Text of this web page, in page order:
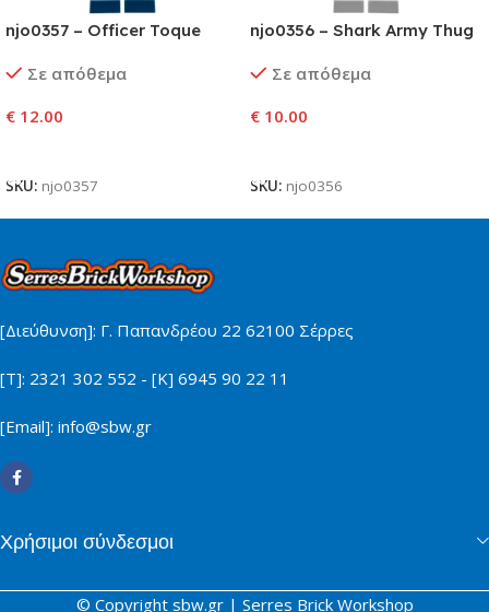
njo0357 – Officer Toque
Σε απόθεμα
€ 12.00
SKU: njo0357
njo0356 – Shark Army Thug
Σε απόθεμα
€ 10.00
SKU: njo0356
[Διεύθυνση]: Γ. Παπανδρέου 22 62100 Σέρρες
[Τ]: 2321 302 552 - [Κ] 6945 90 22 11
[Email]: info@sbw.gr
Χρήσιμοι σύνδεσμοι
© Copyright sbw.gr | Serres Brick Workshop